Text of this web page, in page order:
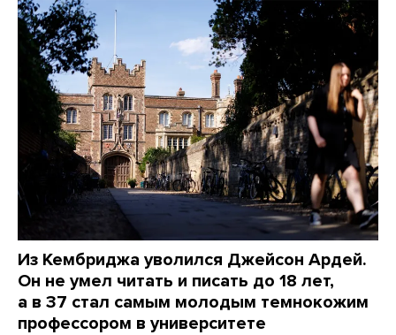
Из Кембриджа уволился Джейсон Ардей.
Он не умел читать и писать до 18 лет,
а в 37 стал самым молодым темнокожим
профессором в университете